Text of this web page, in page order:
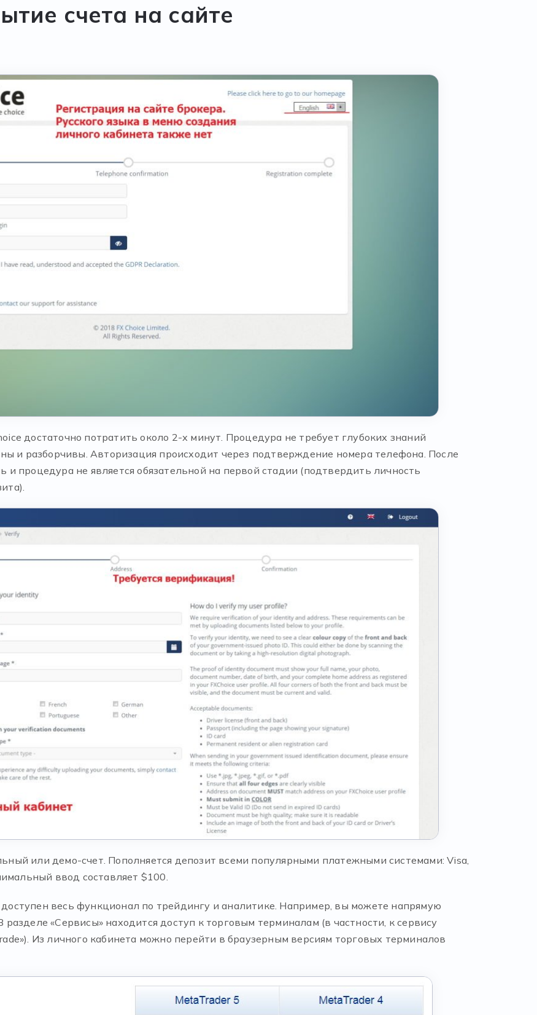
счета на сайте
достаточно потратить около 2-х минут. Процедура не требует глубоких знаний
и разборчивы. Авторизация происходит через подтверждение номера телефона. После
и процедура не является обязательной на первой стадии (подтвердить личность
или демо-счет. Пополняется депозит всеми популярными платежными системами: Visa,
ввод составляет $100.
весь функционал по трейдингу и аналитике. Например, вы можете напрямую
«Сервисы» находится доступ к торговым терминалам (в частности, к сервису
Из личного кабинета можно перейти в браузерным версиям торговых терминалов